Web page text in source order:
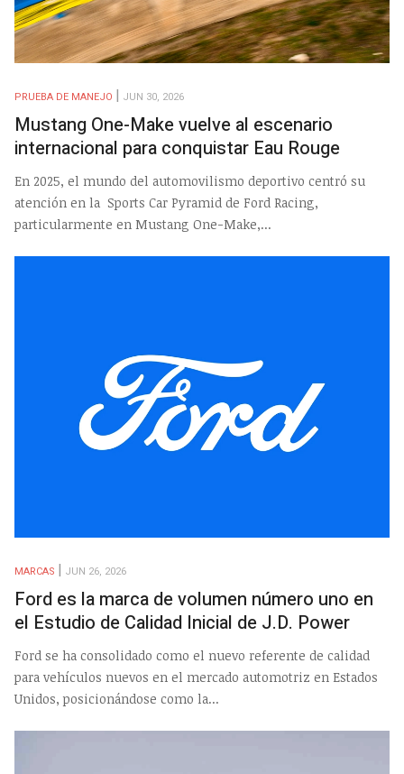
PRUEBA DE MANEJO JUN 30, 2026
Mustang One-Make vuelve al escenario
internacional para conquistar Eau Rouge
En 2025, el mundo del automovilismo deportivo centró su
atención en la Sports Car Pyramid de Ford Racing,
particularmente en Mustang One-Make,...
MARCAS JUN 26, 2026
Ford es la marca de volumen número uno en
el Estudio de Calidad Inicial de J.D. Power
Ford se ha consolidado como el nuevo referente de calidad
para vehículos nuevos en el mercado automotriz en Estados
Unidos, posicionándose como la...